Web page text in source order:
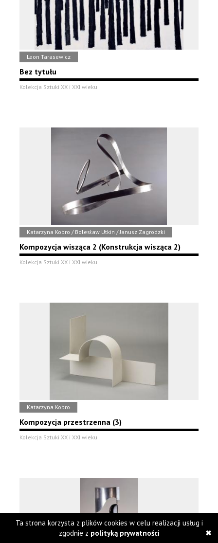
Leon Tarasewicz
Bez tytułu
Kolekcja Sztuki XX i XXI wieku
Katarzyna Kobro / Bolesław Utkin / Janusz Zagrodzki
Kompozycja wisząca 2 (Konstrukcja wisząca 2)
Kolekcja Sztuki XX i XXI wieku
Katarzyna Kobro
Kompozycja przestrzenna (3)
Kolekcja Sztuki XX i XXI wieku
Ta strona korzysta z plików cookies w celu realizacji usług i
zgodnie z polityką prywatności